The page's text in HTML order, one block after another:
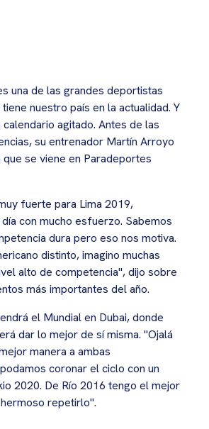
una de las grandes deportistas
nuestro país en la actualidad. Y
agitado. Antes de las
su entrenador Martín Arroyo
se viene en Paradeportes
fuerte para Lima 2019,
con mucho esfuerzo. Sabemos
dura pero eso nos motiva.
distinto, imagino muchas
alto de competencia", dijo sobre
más importantes del año.
el Mundial en Dubai, donde
dar lo mejor de sí misma. "Ojalá
manera a ambas
coronar el ciclo con un
2020. De Río 2016 tengo el mejor
repetirlo".